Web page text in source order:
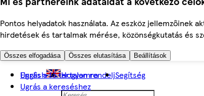
Pontos helyadatok használata. Az eszköz jellemzőinek
hirdetések és tartalmak mérése, közönségkutatás és
Összes elfogadása Összes elutasítása Beállítások
Ugrás a fő tartalomra
Ugrás a kereséshez
English Hogyan rendeljSegítség